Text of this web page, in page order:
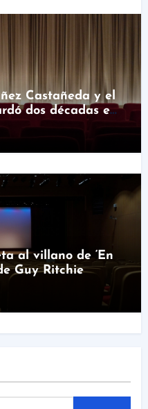
Castañeda y el
dos décadas en
al villano de ‘En
Guy Ritchie